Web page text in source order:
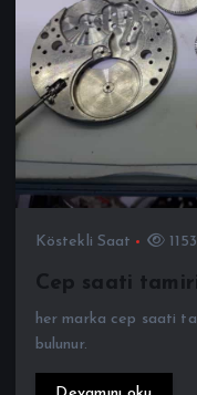
Köstekli Saat
Cep saati tamiri
her marka cep saati
bulunur.